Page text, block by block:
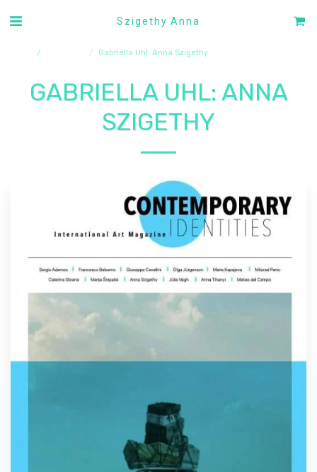
Szigethy Anna
Gabriella Uhl: Anna Szigethy
GABRIELLA UHL: ANNA
SZIGETHY